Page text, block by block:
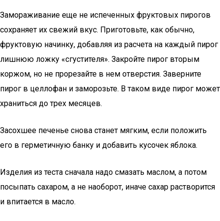
Замораживание еще не испеченных фруктовых пирогов
сохраняет их свежий вкус. Приготовьте, как обычно,
фруктовую начинку, добавляя из расчета на каждый пирог
лишнюю ложку «сгустителя». Закройте пирог вторым
коржом, но не прорезайте в нем отверстия. Заверните
пирог в целлофан и заморозьте. В таком виде пирог может
храниться до трех месяцев.
Засохшее печенье снова станет мягким, если положить
его в герметичную банку и добавить кусочек яблока.
Изделия из теста сначала надо смазать маслом, а потом
посыпать сахаром, а не наоборот, иначе сахар растворится
и впитается в масло.